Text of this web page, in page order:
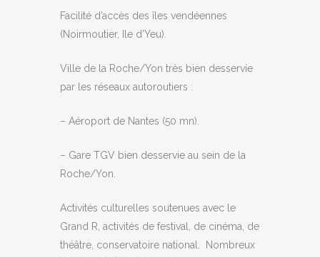
Facilité d’accès des îles vendéennes
(Noirmoutier, Ile d’Yeu).
Ville de la Roche/Yon très bien desservie
par les réseaux autoroutiers :
– Aéroport de Nantes (50 mn).
– Gare TGV bien desservie au sein de la
Roche/Yon.
Activités culturelles soutenues avec le
Grand R, activités de festival, de cinéma, de
théâtre, conservatoire national. Nombreux